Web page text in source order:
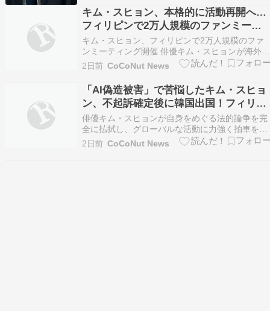
キム・スヒョン、本格的に活動再開へ…
フィリピンで2万人規模のファンミーテ
ィング開催
キム・スヒョン、フィリピンで2万人規模のファ
ンミーティング開催 俳優キム・スヒョンが海外フ
ァンミーティングを通じて、本格的な活動再開に
乗り出します。 キム・スヒョンは来る10月2日、
フィリピンのマニラでファンミーティング […]
2日前 CoCoNut News
「AI偽造被害」で苦悩したキム・スヒョ
ン、不起訴確定後に韓国出国！フィリピ
ンで2万人のファンと感動の再会へ
俳優キム・スヒョンが自身をめぐる法的論争を完
全に払拭し、グローバルな活動に力強く拍車をか
けます。 4日、フィリピンのファッションブラン
ド「BENCH（ベンチ）」は公式アカウントを通
2日前 CoCoNut News